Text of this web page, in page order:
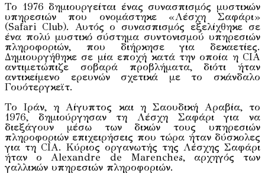
Το 1976 δημιουργείται ένας συνασπισμός μυστικών
υπηρεσιών που ονομάστηκε «Λέσχη Σαφάρι»
(Safari Club). Αυτός ο συνασπισμός εξελίχθηκε σε
ένα πολύ μυστικό σύστημα συντονισμού υπηρεσιών
πληροφοριών, που διήρκησε για δεκαετίες.
Δημιουργήθηκε σε μία εποχή κατά την οποία η CIA
αντιμετώπιζε σοβαρά προβλήματα, διότι ήταν
αντικείμενο ερευνών σχετικά με το σκάνδαλο
Γουότεργκεϊτ.
Το Ιράν, η Αίγυπτος και η Σαουδική Αραβία, το
1976, δημιούργησαν τη Λέσχη Σαφάρι για να
διεξάγουν μέσω των δικών τους υπηρεσιών
πληροφοριών επιχειρήσεις που τώρα ήταν δύσκολες
για τη CIA. Κύριος οργανωτής της Λέσχης Σαφάρι
ήταν ο Alexandre de Marenches, αρχηγός των
γαλλικών υπηρεσιών πληροφοριών.